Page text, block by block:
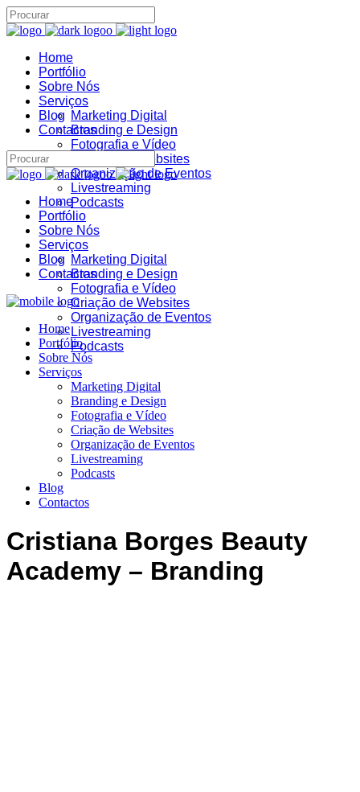
Home
Portfólio
Sobre Nós
Serviços
Marketing Digital
Branding e Design
Fotografia e Vídeo
Criação de Websites
Organização de Eventos
Livestreaming
Podcasts
Blog
Contactos
Home
Portfólio
Sobre Nós
Serviços
Marketing Digital
Branding e Design
Fotografia e Vídeo
Criação de Websites
Organização de Eventos
Livestreaming
Podcasts
Blog
Contactos
Home
Portfólio
Sobre Nós
Serviços
Marketing Digital
Branding e Design
Fotografia e Vídeo
Criação de Websites
Organização de Eventos
Livestreaming
Podcasts
Blog
Contactos
Cristiana Borges Beauty
Academy – Branding
B22
Assistente IA · Brand22
Online
07:47